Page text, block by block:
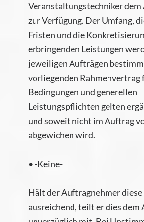
Veranstaltungstechniker dem
zur Verfügung. Der Umfang,
Fristen und die
erbringenden Leistungen
jeweiligen Aufträgen
vorliegenden Rahmenvertrag
Bedingungen und generellen
Leistungspflichten gelten
und soweit nicht im Auftrag
abgewichen wird.
• -Keine-
Hält der Auftragnehmer
ausreichend, teilt er dies dem